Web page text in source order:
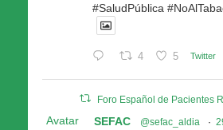
#SaludPública
4 5 Twitter
Foro Español de Pacientes
Avatar SEFAC @sefac_aldia ·